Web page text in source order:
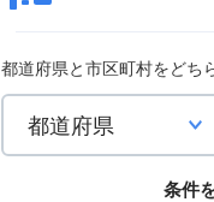
都道府県と市区町村をどち
条件